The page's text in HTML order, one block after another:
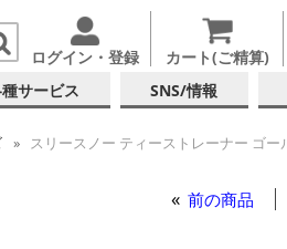
ログイン・登録 カート(ご精算)
サービス SNS/情報
スリースノー ティーストレーナー ゴー
前の商品